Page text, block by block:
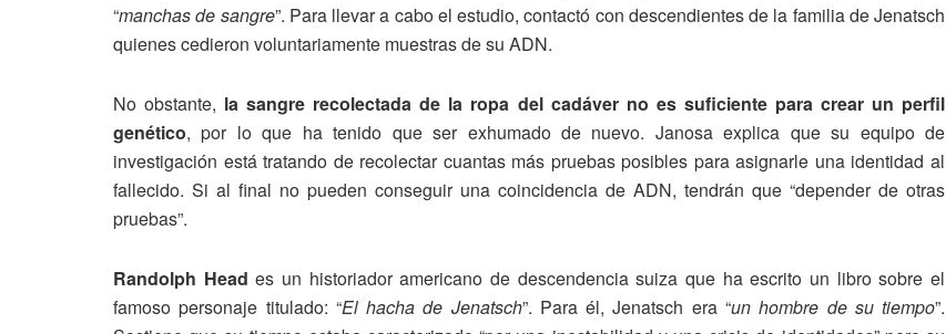
“manchas de sangre”. Para llevar a cabo el estudio, contactó con descendientes de la familia de Jenatsch
quienes cedieron voluntariamente muestras de su ADN.
No obstante, la sangre recolectada de la ropa del cadáver no es suficiente para crear un perfil
genético, por lo que ha tenido que ser exhumado de nuevo. Janosa explica que su equipo de
investigación está tratando de recolectar cuantas más pruebas posibles para asignarle una identidad al
fallecido. Si al final no pueden conseguir una coincidencia de ADN, tendrán que “depender de otras
pruebas”.
Randolph Head es un historiador americano de descendencia suiza que ha escrito un libro sobre el
famoso personaje titulado: “El hacha de Jenatsch”. Para él, Jenatsch era “un hombre de su tiempo”.